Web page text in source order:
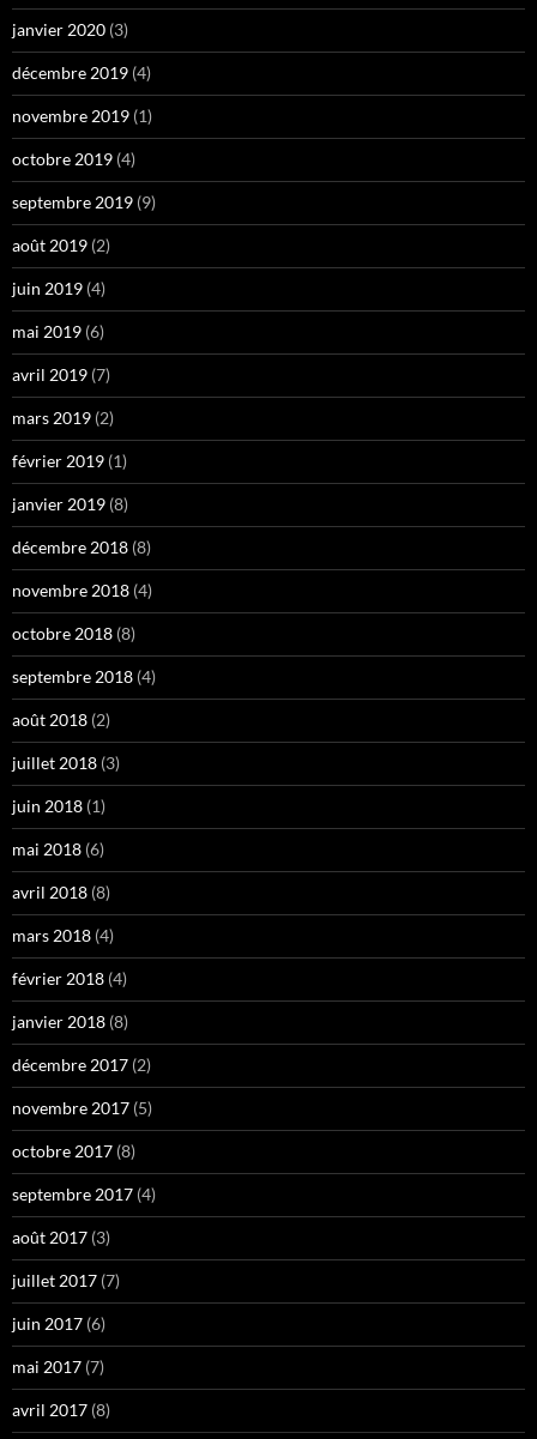
janvier 2020 (3)
décembre 2019 (4)
novembre 2019 (1)
octobre 2019 (4)
septembre 2019 (9)
août 2019 (2)
juin 2019 (4)
mai 2019 (6)
avril 2019 (7)
mars 2019 (2)
février 2019 (1)
janvier 2019 (8)
décembre 2018 (8)
novembre 2018 (4)
octobre 2018 (8)
septembre 2018 (4)
août 2018 (2)
juillet 2018 (3)
juin 2018 (1)
mai 2018 (6)
avril 2018 (8)
mars 2018 (4)
février 2018 (4)
janvier 2018 (8)
décembre 2017 (2)
novembre 2017 (5)
octobre 2017 (8)
septembre 2017 (4)
août 2017 (3)
juillet 2017 (7)
juin 2017 (6)
mai 2017 (7)
avril 2017 (8)